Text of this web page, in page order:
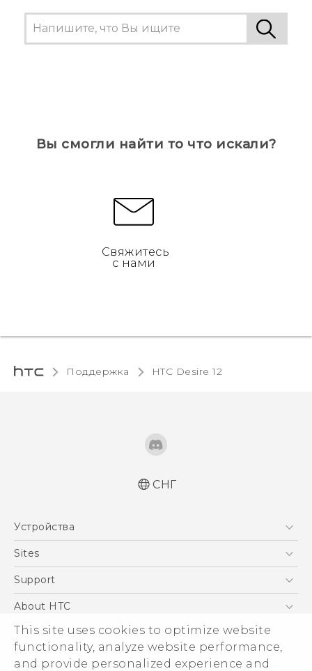
This site uses cookies to optimize website
functionality, analyze website performance,
and provide personalized experience and
Вы смогли найти то что искали?
Свяжитесь
с нами
Поддержка HTC Desire 12‎
Русский - Руководство пользователя
Русский - Руководство по безопасности и
соответствию стандартам
Қазақ - жұмысты бастау нұсқаулығы
Қазақ - Қауіпсіздік және нормативтік
Quick start guide
User manual
СНГ
Устройства
5G
EXODUS
VIVE
Sites
HTC Dev
Support
ПОДДЕРЖКА
About HTC
ESG
Инвестирование